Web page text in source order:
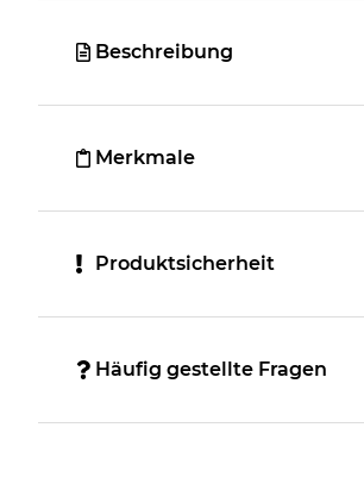
Beschreibung
Merkmale
Produktsicherheit
Häufig gestellte Fragen